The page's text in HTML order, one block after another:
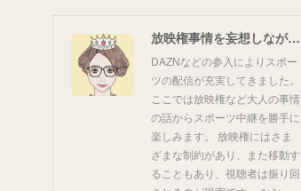
放映権事情を妄想しながらスポーツ中継を楽しむ
DAZNなどの参入によりスポー
ツの配信が充実してきました。
ここでは放映権など大人の事情
の話からスポーツ中継を勝手に
楽しみます。 放映権にはさま
ざまな制約があり、また移動す
ることもあり、視聴者は振り回